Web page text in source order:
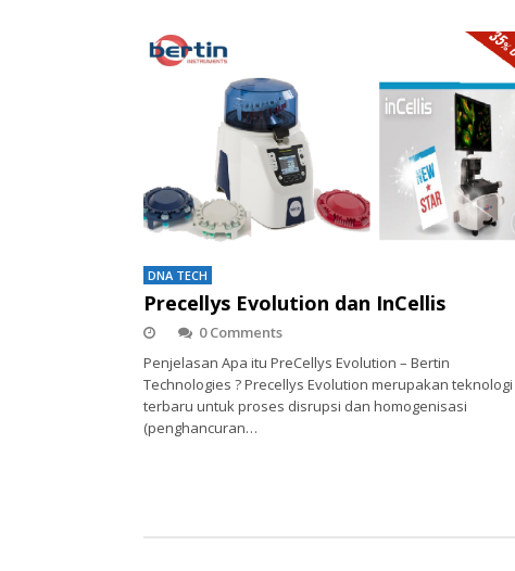
DNA TECH
Precellys Evolution dan InCellis
0 Comments
Penjelasan Apa itu PreCellys Evolution – Bertin
Technologies ? Precellys Evolution merupakan teknologi
terbaru untuk proses disrupsi dan homogenisasi
(penghancuran…